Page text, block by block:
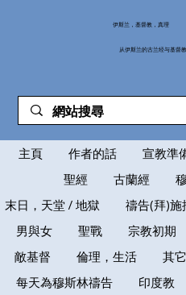
伊斯兰，基督教，真理
从伊斯兰的古兰经与基督
主頁 作者的話 宣教準
聖經
古蘭經
末日，天堂 / 地獄
禱告(拜)施
男與女
聖戰 宗教初期
敵基督
倫理，生活 其
每天為穆斯林禱告
印度教